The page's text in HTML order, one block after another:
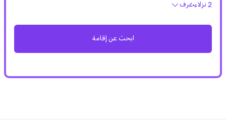
2 نزلاء غرف
ابحث عن إقامة